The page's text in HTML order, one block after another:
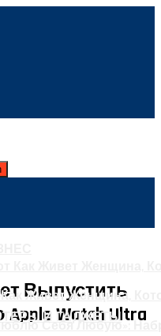
Как Живет Женщина,
И ГАДЖЕТЫ
Выпустить
Watch Ultra